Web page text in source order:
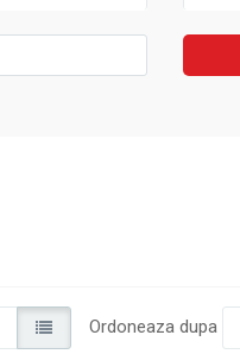
Ordoneaza dupa